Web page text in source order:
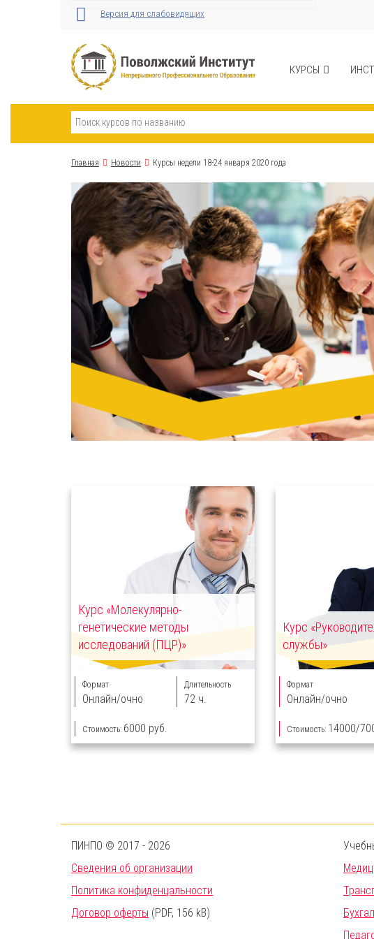
Версия для слабовидящих
КУРСЫ
Главная Новости Курсы недели 18-24 января 2020 года
Курс «Молекулярно-
генетические методы
исследований (ПЦР)»
Формат
Онлайн/очно
Длительность
72 ч.
Стоимость: 6000 руб.
Курс
службы»
Формат
Онлайн/очно
Стоимость: 14000/
ПИНПО © 2017 - 2026
Сведения об организации
Политика конфиденцальности
Договор оферты (PDF, 156 kB)